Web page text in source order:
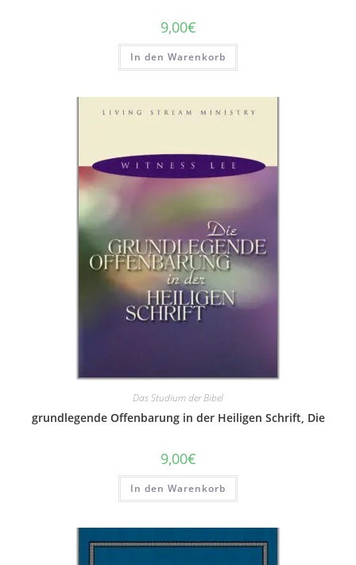
9,00€
In den Warenkorb
Das Studium der Bibel
grundlegende Offenbarung in der Heiligen Schrift, Die
9,00€
In den Warenkorb